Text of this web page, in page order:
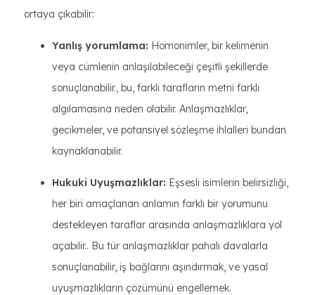
ortaya çıkabilir:
Yanlış yorumlama: Homonimler, bir kelimenin
veya cümlenin anlaşılabileceği çeşitli şekillerde
sonuçlanabilir., bu, farklı tarafların metni farklı
algılamasına neden olabilir. Anlaşmazlıklar,
gecikmeler, ve potansiyel sözleşme ihlalleri bundan
kaynaklanabilir.
Hukuki Uyuşmazlıklar: Eşsesli isimlerin belirsizliği,
her biri amaçlanan anlamın farklı bir yorumunu
destekleyen taraflar arasında anlaşmazlıklara yol
açabilir.. Bu tür anlaşmazlıklar pahalı davalarla
sonuçlanabilir, iş bağlarını aşındırmak, ve yasal
uyuşmazlıkların çözümünü engellemek.